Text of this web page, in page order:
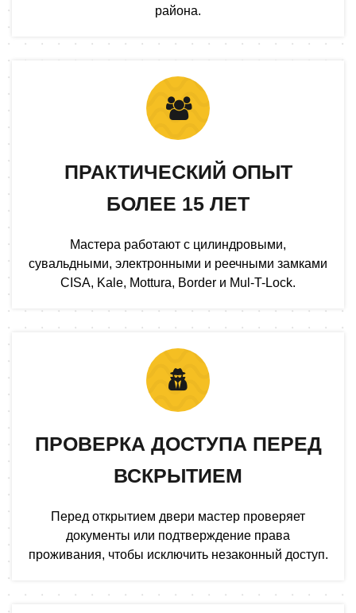
района.
ПРАКТИЧЕСКИЙ ОПЫТ
БОЛЕЕ 15 ЛЕТ
Мастера работают с цилиндровыми,
сувальдными, электронными и реечными замками
CISA, Kale, Mottura, Border и Mul-T-Lock.
ПРОВЕРКА ДОСТУПА ПЕРЕД
ВСКРЫТИЕМ
Перед открытием двери мастер проверяет
документы или подтверждение права
проживания, чтобы исключить незаконный доступ.